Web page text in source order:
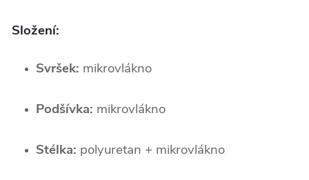
Složení:
Svršek: mikrovlákno
Podšívka: mikrovlákno
Stélka: polyuretan + mikrovlákno